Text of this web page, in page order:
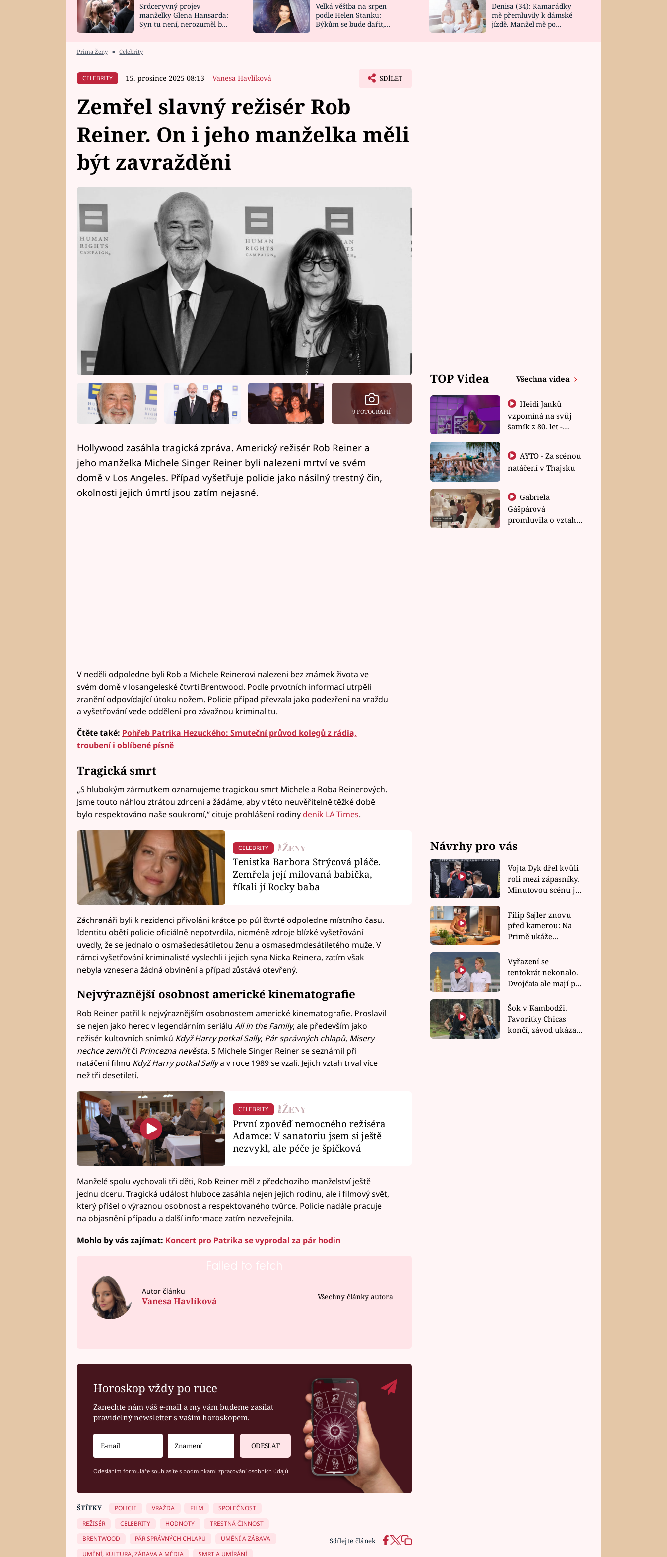
HOROSKOP NA
CELEBRITY
VAŘENÍ
NOVINKY
VIDEORECEPTY
DESIGN
Srdceryvný projev
manželky Glena Hansarda:
Syn tu není, nerozuměl by
Velká věštba na srpen
podle Helen Stanku:
Býkům se bude dařit,
Denisa (34): Kamarádky
mě přemluvily k dámské
jízdě. Manžel mě po
Prima Ženy ■ Celebrity
CELEBRITY 15. prosince 2025 08:13 Vanesa Havlíková SDÍLET
Zemřel slavný režisér Rob
Reiner. On i jeho manželka měli
být zavražděni
9 FOTOGRAFIÍ
Hollywood zasáhla tragická zpráva. Americký režisér Rob Reiner a
jeho manželka Michele Singer Reiner byli nalezeni mrtví ve svém
domě v Los Angeles. Případ vyšetřuje policie jako násilný trestný čin,
okolnosti jejich úmrtí jsou zatím nejasné.
V neděli odpoledne byli Rob a Michele Reinerovi nalezeni bez známek života ve
svém domě v losangeleské čtvrti Brentwood. Podle prvotních informací utrpěli
zranění odpovídající útoku nožem. Policie případ převzala jako podezření na vraždu
a vyšetřování vede oddělení pro závažnou kriminalitu.
Čtěte také: Pohřeb Patrika Hezuckého: Smuteční průvod kolegů z rádia,
troubení i oblíbené písně
Tragická smrt
„S hlubokým zármutkem oznamujeme tragickou smrt Michele a Roba Reinerových.
Jsme touto náhlou ztrátou zdrceni a žádáme, aby v této neuvěřitelně těžké době
bylo respektováno naše soukromí,“ cituje prohlášení rodiny deník LA Times.
CELEBRITY
Tenistka Barbora Strýcová pláče.
Zemřela její milovaná babička,
říkali jí Rocky baba
Záchranáři byli k rezidenci přivoláni krátce po půl čtvrté odpoledne místního času.
Identitu obětí policie oficiálně nepotvrdila, nicméně zdroje blízké vyšetřování
uvedly, že se jednalo o osmašedesátiletou ženu a osmasedmdesátiletého muže. V
rámci vyšetřování kriminalisté vyslechli i jejich syna Nicka Reinera, zatím však
nebyla vznesena žádná obvinění a případ zůstává otevřený.
Nejvýraznější osobnost americké kinematografie
Rob Reiner patřil k nejvýraznějším osobnostem americké kinematografie. Proslavil
se nejen jako herec v legendárním seriálu All in the Family, ale především jako
režisér kultovních snímků Když Harry potkal Sally, Pár správných chlapů, Misery
nechce zemřítči Princezna nevěsta. S Michele Singer Reiner se seznámil při
natáčení filmu Když Harry potkal Sallya v roce 1989 se vzali. Jejich vztah trval více
než tři desetiletí.
CELEBRITY
První zpověď nemocného režiséra
Adamce: V sanatoriu jsem si ještě
nezvykl, ale péče je špičková
Manželé spolu vychovali tři děti, Rob Reiner měl z předchozího manželství ještě
jednu dceru. Tragická událost hluboce zasáhla nejen jejich rodinu, ale i filmový svět,
který přišel o výraznou osobnost a respektovaného tvůrce. Policie nadále pracuje
na objasnění případu a další informace zatím nezveřejnila.
Mohlo by vás zajímat: Koncert pro Patrika se vyprodal za pár hodin
Failed to fetch
Autor článku
Vanesa Havlíková Všechny články autora
Horoskop vždy po ruce
Zanechte nám váš e-mail a my vám budeme zasílat
pravidelný newsletter s vaším horoskopem.
ODESLAT
Odesláním formuláře souhlasíte s podmínkami zpracování osobních údajů
Sdílejte článek
ŠTÍTKY POLICIE VRAŽDA FILM
SPOLEČNOST
REŽISÉR
CELEBRITY HODNOTY
TRESTNÁ ČINNOST
BRENTWOOD
PÁR SPRÁVNÝCH CHLAPŮ
UMĚNÍ A ZÁBAVA
UMĚNÍ, KULTURA, ZÁBAVA A MÉDIA
SMRT A UMÍRÁNÍ
TOP Videa Všechna videa
Heidi Janků
vzpomíná na svůj
šatník z 80. let -
natáčení v Thajsku
Gabriela
Gášpárová
promluvila o vztahu
Návrhy pro vás
Vojta Dyk dřel kvůli
roli mezi zápasníky.
Minutovou scénu jel
Filip Sajler znovu
před kamerou: Na
Primě ukáže
rychlé recepty
Vyřazení se
tentokrát nekonalo.
Dvojčata ale mají po
závodu nůž na krku
Šok v Kambodži.
Favoritky Chicas
končí, závod ukázal